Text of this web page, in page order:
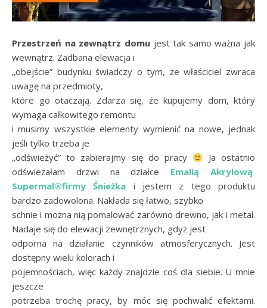
Przestrzeń na zewnątrz domu jest tak samo ważna jak
wewnątrz. Zadbana elewacja i
„obejście” budynku świadczy o tym, że właściciel zwraca
uwagę na przedmioty,
które go otaczają. Zdarza się, że kupujemy dom, który
wymaga całkowitego remontu
i musimy wszystkie elementy wymienić na nowe, jednak
jeśli tylko trzeba je
„odświeżyć” to zabierajmy się do pracy
Ja ostatnio
odświeżałam drzwi na działce Emalią Akrylową
Supermal®firmy Śnieżka i jestem z tego produktu
bardzo zadowolona. Nakłada się łatwo, szybko
schnie i można nią pomalować zarówno drewno, jak i metal.
Nadaje się do elewacji zewnętrznych, gdyż jest
odporna na działanie czynników atmosferycznych. Jest
dostępny wielu kolorach i
pojemnościach, więc każdy znajdzie coś dla siebie. U mnie
jeszcze
potrzeba trochę pracy, by móc się pochwalić efektami.